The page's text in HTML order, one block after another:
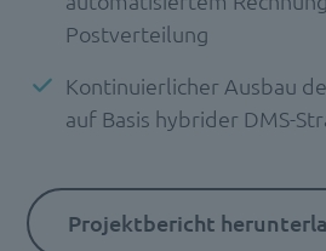
Postverteilung
Kontinuierlicher Ausbau
auf Basis hybrider DMS-
Projektbericht